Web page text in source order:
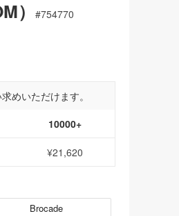
）
#754770
めいただけます。
10000+
¥21,620
Brocade